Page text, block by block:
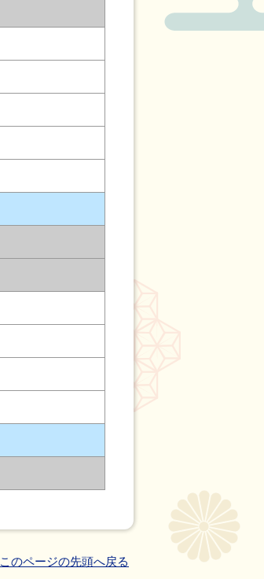
このページの先頭へ戻る